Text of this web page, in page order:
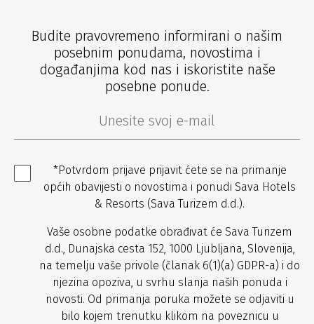
Budite pravovremeno informirani o našim
posebnim ponudama, novostima i
događanjima kod nas i iskoristite naše
posebne ponude.
*Potvrdom prijave prijavit ćete se na primanje
općih obavijesti o novostima i ponudi Sava Hotels
& Resorts (Sava Turizem d.d.).
Vaše osobne podatke obrađivat će Sava Turizem
d.d., Dunajska cesta 152, 1000 Ljubljana, Slovenija,
na temelju vaše privole (članak 6(1)(a) GDPR-a) i do
njezina opoziva, u svrhu slanja naših ponuda i
novosti. Od primanja poruka možete se odjaviti u
bilo kojem trenutku klikom na poveznicu u